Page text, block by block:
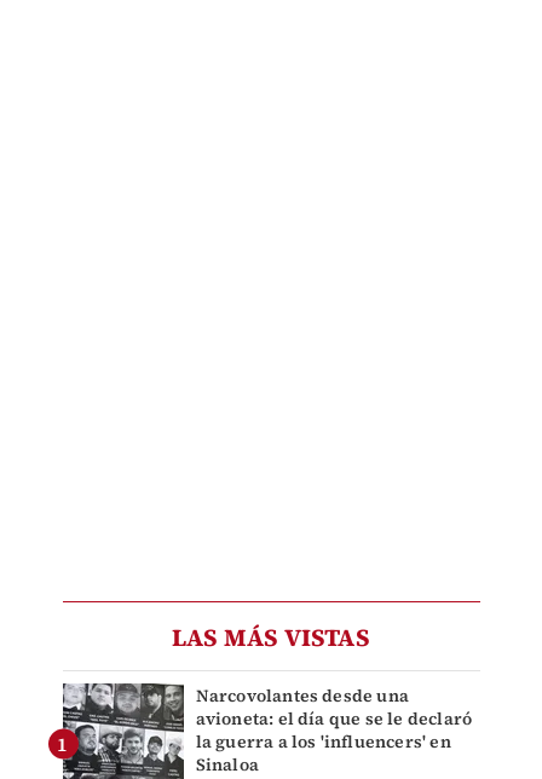
LAS MÁS VISTAS
Narcovolantes desde una
avioneta: el día que se le declaró
la guerra a los 'influencers' en
Sinaloa